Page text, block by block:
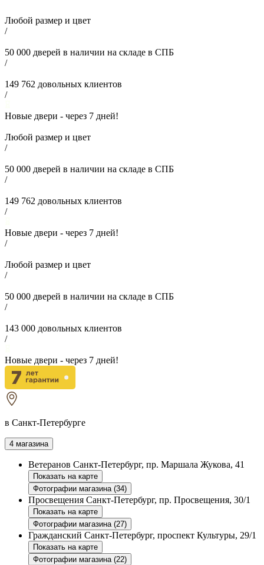
Любой размер и цвет
/
50 000 дверей в наличии на складе в СПБ
/
149 762 довольных клиентов
/
Новые двери - через 7 дней!
Любой размер и цвет
/
50 000 дверей в наличии на складе в СПБ
/
149 762 довольных клиентов
/
Новые двери - через 7 дней!
/
Любой размер и цвет
/
50 000 дверей в наличии на складе в СПБ
/
143 000 довольных клиентов
/
Новые двери - через 7 дней!
в Санкт-Петербурге
4 магазина
Ветеранов Санкт-Петербург, пр. Маршала Жукова, 41
Показать на карте
Фотографии магазина (34)
Просвещения Санкт-Петербург, пр. Просвещения, 30/1
Показать на карте
Фотографии магазина (27)
Гражданский Санкт-Петербург, проспект Культуры, 29/1
Показать на карте
Фотографии магазина (22)